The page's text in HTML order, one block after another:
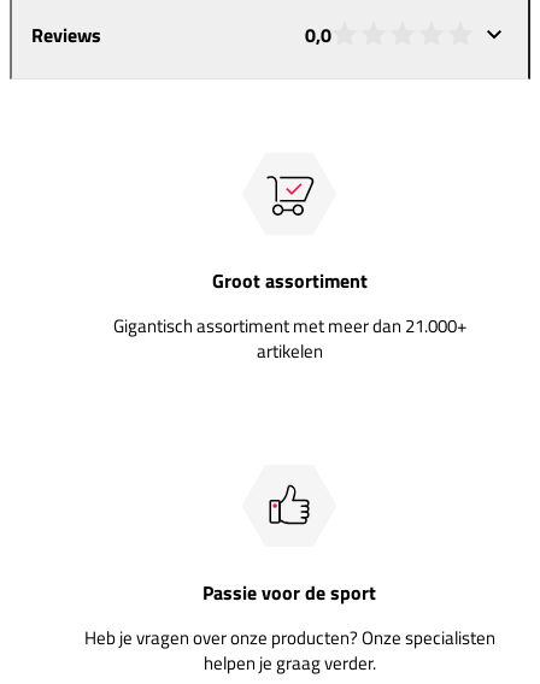
Reviews 0,0
Groot assortiment
Gigantisch assortiment met meer dan 21.000+
artikelen
Passie voor de sport
Heb je vragen over onze producten? Onze specialisten
helpen je graag verder.